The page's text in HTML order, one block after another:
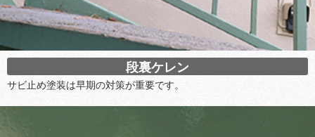
段裏ケレン
サビ止め塗装は早期の対策が重要です。